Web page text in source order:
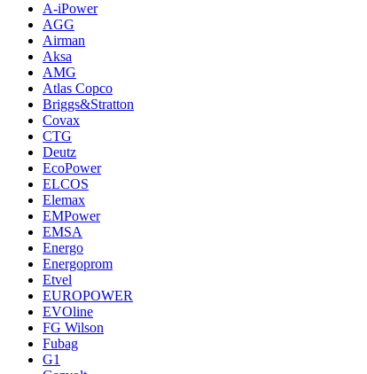
A-iPower
AGG
Airman
Aksa
AMG
Atlas Copco
Briggs&Stratton
Covax
CTG
Deutz
EcoPower
ELCOS
Elemax
EMPower
EMSA
Energo
Energoprom
Etvel
EUROPOWER
EVOline
FG Wilson
Fubag
G1